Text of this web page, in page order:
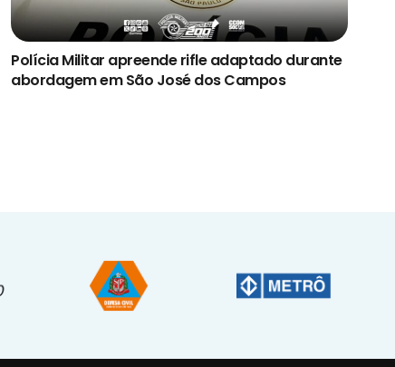
Polícia Militar apreende rifle adaptado durante
abordagem em São José dos Campos